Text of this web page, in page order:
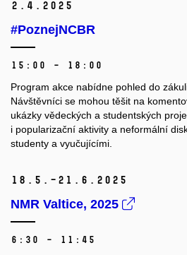
2. 4. 2025
#PoznejNCBR
15:00 – 18:00
Program akce nabídne pohled do
Návštěvníci se mohou těšit na
ukázky vědeckých a studentských
i popularizační aktivity a neformální
studenty a vyučujícími.
18. 5.–21. 6. 2025
NMR Valtice, 2025
6:30 – 11:45